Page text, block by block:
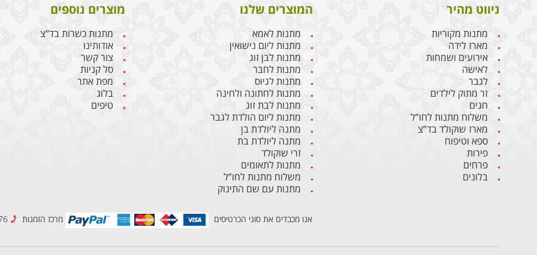
ניווט מהיר
מתנות מקוריות
מארז לידה
אירועים ושמחות
לאישה
לגבר
זר מתוק לילדים
חגים
משלוח מתנות לחו”ל
מארז שוקולד בד”צ
ספא וטיפוח
פירות
פרחים
בלונים
המוצרים שלנו
מתנות לאמא
מתנות ליום נישואין
מתנות לבן זוג
מתנות לחבר
מתנות לגיוס
מתנות לחתונה ולחינה
מתנות לבת זוג
מתנות ליום הולדת לגבר
מתנה ליולדת בן
מתנה ליולדת בת
זרי שוקולד
מתנות לתאומים
משלוח מתנות לחו”ל
מתנות עם שם התינוק
מוצרים נוספים
מתנות כשרות בד”צ
אודותינו
צור קשר
סל קניות
מפת אתר
בלוג
טיפים
אנו מכבדים את סוגי הכרטיסים מרכז הזמנות 077-2307776